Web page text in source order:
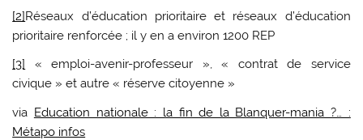
[2]Réseaux d’éducation prioritaire et réseaux d’éducation
prioritaire renforcée ; il y en a environ 1200 REP
[3] « emploi-avenir-professeur », « contrat de service
civique » et autre « réserve citoyenne »
via Education nationale : la fin de la Blanquer-mania ?… :
Métapo infos